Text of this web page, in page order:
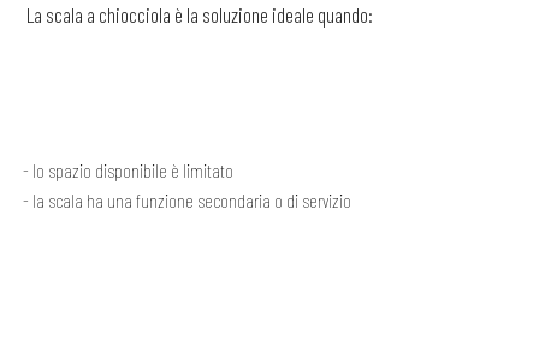
La scala a chiocciola è la soluzione ideale quando:
lo spazio disponibile è limitato
la scala ha una funzione secondaria o di servizio